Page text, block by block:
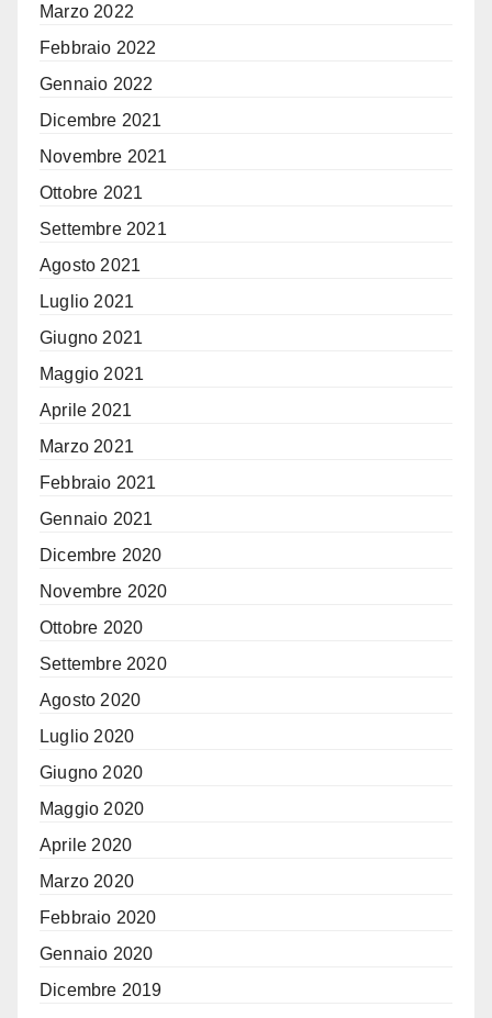
Marzo 2022
Febbraio 2022
Gennaio 2022
Dicembre 2021
Novembre 2021
Ottobre 2021
Settembre 2021
Agosto 2021
Luglio 2021
Giugno 2021
Maggio 2021
Aprile 2021
Marzo 2021
Febbraio 2021
Gennaio 2021
Dicembre 2020
Novembre 2020
Ottobre 2020
Settembre 2020
Agosto 2020
Luglio 2020
Giugno 2020
Maggio 2020
Aprile 2020
Marzo 2020
Febbraio 2020
Gennaio 2020
Dicembre 2019